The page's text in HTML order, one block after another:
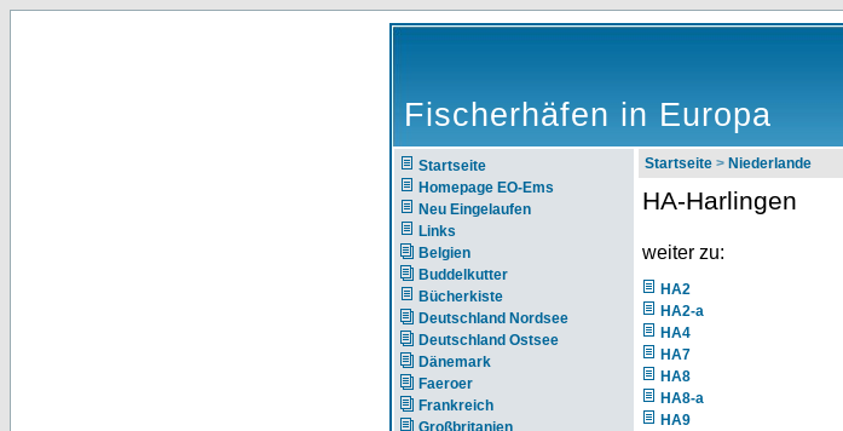
Fischerhäfen in Europa
Startseite
Homepage EO-Ems
Neu Eingelaufen
Links
Belgien
Buddelkutter
Bücherkiste
Deutschland Nordsee
Deutschland Ostsee
Dänemark
Faeroer
Frankreich
Großbritanien
Startseite > Niederlande
HA-Harlingen
weiter zu:
HA2
HA2-a
HA4
HA7
HA8
HA8-a
HA9